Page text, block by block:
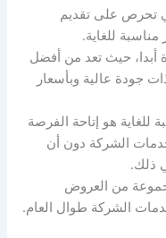
تحرص على تقديم
للغاية.
أبدا، حيث تعد من أفضل
جودة عالية وبأسعار
للغاية هو إتاحة الفرصة
خدمات الشركة دون أن
ذلك.
من العروض
الشركة طوال العام.